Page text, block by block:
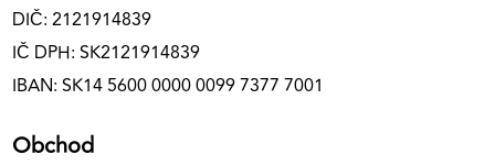
DIČ: 2121914839
IČ DPH: SK2121914839
IBAN: SK14 5600 0000 0099 7377 7001
Obchod